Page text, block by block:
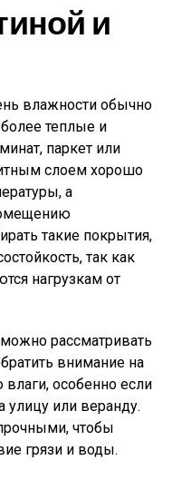
и
влажности обычно
теплые и
паркет или
слоем хорошо
а
такие покрытия,
так как
нагрузкам от
рассматривать
внимание на
влаги, особенно если
или веранду.
чтобы
грязи и воды.